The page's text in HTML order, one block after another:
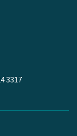
3317